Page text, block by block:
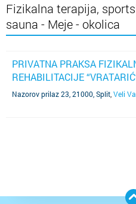
Fizikalna terapija,
sauna - Meje - okolica
PRIVATNA PRAKSA
REHABILITACIJE
AŽURIRAO PODATKE)
Nazorov prilaz 23, 21000, Split Veli